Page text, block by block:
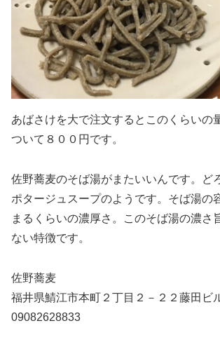
あばさけを大で注文するとこのくらいの
ついて８００円です。
佐野蕎麦のそば湯がまたいいんです。ど
ポタージュスープのようです。そば湯の
まるくらいの濃厚さ。このそば湯の濃さ
ない特徴です。
佐野蕎麦
福井県鯖江市本町２丁目２－２２藤田ビ
09082628833